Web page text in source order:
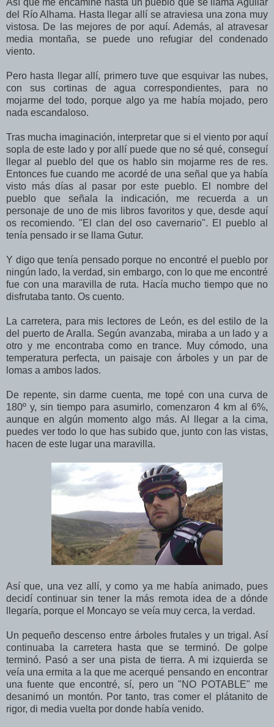
del Río Alhama. Hasta llegar allí se atraviesa una zona muy
vistosa. De las mejores de por aquí. Además, al atravesar
media montaña, se puede uno refugiar del condenado
viento.
Pero hasta llegar allí, primero tuve que esquivar las nubes,
con sus cortinas de agua correspondientes, para no
mojarme del todo, porque algo ya me había mojado, pero
nada escandaloso.
Tras mucha imaginación, interpretar que si el viento por aquí
sopla de este lado y por allí puede que no sé qué, conseguí
llegar al pueblo del que os hablo sin mojarme res de res.
Entonces fue cuando me acordé de una señal que ya había
visto más días al pasar por este pueblo. El nombre del
pueblo que señala la indicación, me recuerda a un
personaje de uno de mis libros favoritos y que, desde aquí
os recomiendo. "El clan del oso cavernario". El pueblo al
tenía pensado ir se llama Gutur.
Y digo que tenía pensado porque no encontré el pueblo por
ningún lado, la verdad, sin embargo, con lo que me encontré
fue con una maravilla de ruta. Hacía mucho tiempo que no
disfrutaba tanto. Os cuento.
La carretera, para mis lectores de León, es del estilo de la
del puerto de Aralla. Según avanzaba, miraba a un lado y a
otro y me encontraba como en trance. Muy cómodo, una
temperatura perfecta, un paisaje con árboles y un par de
lomas a ambos lados.
De repente, sin darme cuenta, me topé con una curva de
180º y, sin tiempo para asumirlo, comenzaron 4 km al 6%,
aunque en algún momento algo más. Al llegar a la cima,
puedes ver todo lo que has subido que, junto con las vistas,
hacen de este lugar una maravilla.
Así que, una vez allí, y como ya me había animado, pues
decidí continuar sin tener la más remota idea de a dónde
llegaría, porque el Moncayo se veía muy cerca, la verdad.
Un pequeño descenso entre árboles frutales y un trigal. Así
continuaba la carretera hasta que se terminó. De golpe
terminó. Pasó a ser una pista de tierra. A mi izquierda se
veía una ermita a la que me acerqué pensando en encontrar
una fuente que encontré, sí, pero un "NO POTABLE" me
desanimó un montón. Por tanto, tras comer el plátanito de
rigor, di media vuelta por donde había venido.